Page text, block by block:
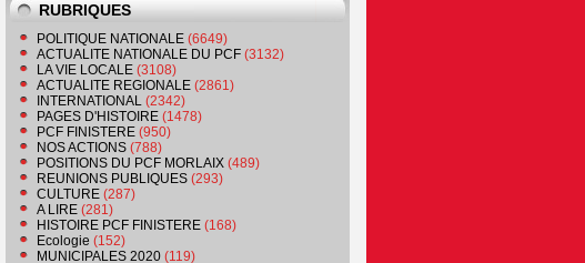
RUBRIQUES
POLITIQUE NATIONALE (6649)
ACTUALITE NATIONALE DU PCF (3132)
LA VIE LOCALE (3108)
ACTUALITE REGIONALE (2861)
INTERNATIONAL (2342)
PAGES D'HISTOIRE (1478)
PCF FINISTERE (950)
NOS ACTIONS (788)
POSITIONS DU PCF MORLAIX (489)
REUNIONS PUBLIQUES (293)
CULTURE (287)
A LIRE (281)
HISTOIRE PCF FINISTERE (168)
Ecologie (152)
MUNICIPALES 2020 (119)